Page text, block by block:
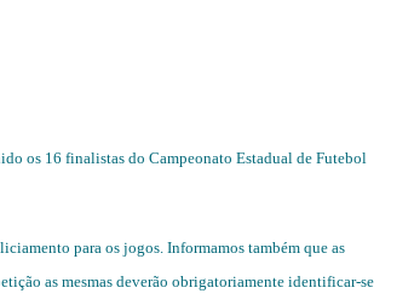
os 16 finalistas do Campeonato Estadual de Futebol
para os jogos. Informamos também que as
as mesmas deverão obrigatoriamente identificar-se